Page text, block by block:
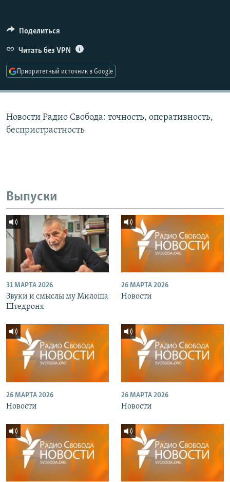
ПОДПИШИТЕСЬ НА РАССЫЛКУ
СОЦИАЛЬНЫЕ СЕТИ
Поделиться
Читать без VPN
Приоритетный источник в Google
Новости Радио Свобода: точность, оперативность,
беспристрастность
Выпуски
31 МАРТА 2026
Звуки и смыслы му Милоша
Штедроня
26 МАРТА 2026
Новости
26 МАРТА 2026
Новости
26 МАРТА 2026
Новости